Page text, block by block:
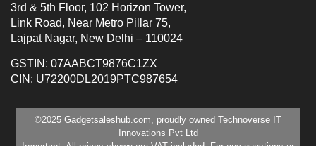
3rd & 5th Floor, 102 Horizon Tower,
Link Road, Near Metro Pillar 75,
Lajpat Nagar, New Delhi – 110024
GSTIN: 07AABCT9876C1ZX
CIN: U72200DL2019PTC987654
©2025 Gadgetsaleshub.com, proudly owned Technoverse IT
Innovations Pvt Ltd